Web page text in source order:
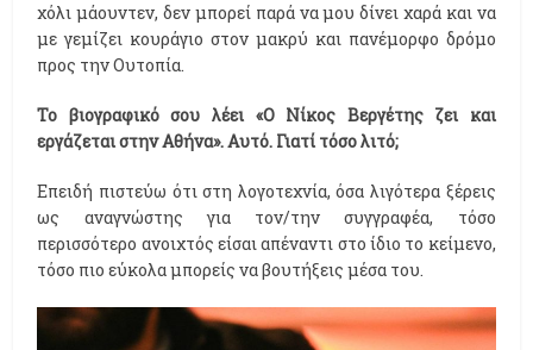
χόλι μάουντεν, δεν μπορεί παρά να μου δίνει χαρά και να
με γεμίζει κουράγιο στον μακρύ και πανέμορφο δρόμο
προς την Ουτοπία.
Το βιογραφικό σου λέει «Ο Νίκος Βεργέτης ζει και
εργάζεται στην Αθήνα». Αυτό. Γιατί τόσο λιτό;
Επειδή πιστεύω ότι στη λογοτεχνία, όσα λιγότερα ξέρεις
ως αναγνώστης για τον/την συγγραφέα, τόσο
περισσότερο ανοιχτός είσαι απέναντι στο ίδιο το κείμενο,
τόσο πιο εύκολα μπορείς να βουτήξεις μέσα του.